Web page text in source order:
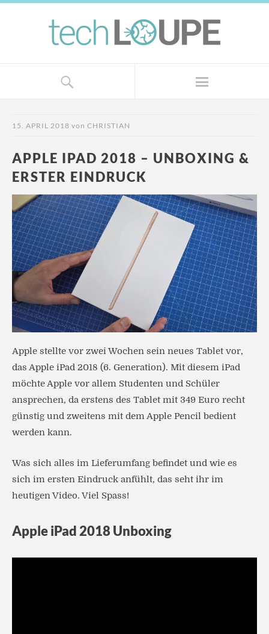
15. APRIL 2018 von CHRISTIAN
APPLE IPAD 2018 – UNBOXING &
ERSTER EINDRUCK
Apple stellte vor zwei Wochen sein neues Tablet vor,
das Apple iPad 2018 (6. Generation). Mit diesem iPad
möchte Apple vor allem Studenten und Schüler
ansprechen, da erstens des Tablet mit 349 Euro recht
günstig und zweitens mit dem Apple Pencil bedient
werden kann.
Was sich alles im Lieferumfang befindet und wie es
sich im ersten Eindruck anfühlt, das seht ihr im
heutigen Video. Viel Spass!
Apple iPad 2018 Unboxing